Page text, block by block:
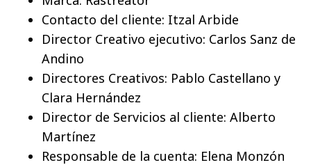
Contacto del cliente: Itzal Arbide
Director Creativo ejecutivo: Carlos Sanz de
Andino
Directores Creativos: Pablo Castellano y
Clara Hernández
Director de Servicios al cliente: Alberto
Martínez
Responsable de la cuenta: Elena Monzón